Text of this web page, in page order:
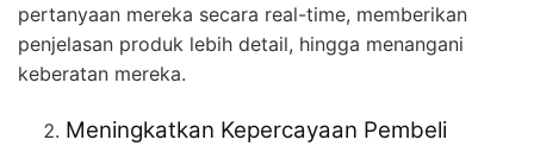
pertanyaan mereka secara real-time, memberikan
penjelasan produk lebih detail, hingga menangani
keberatan mereka.
Meningkatkan Kepercayaan Pembeli